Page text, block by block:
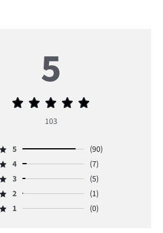
5
Średnia
5
103
Ocena
5,
ilość
głosów
5
(90)
Ocena
4,
ilość
głosów
4
(7)
Ocena
3,
ilość
3
(5)
Ocena
2,
2
(1)
Ocena
1 (0)